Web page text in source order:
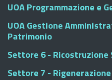
UOA Programmazione e
UOA Gestione
Patrimonio
Settore 6 - Ricostruzione
Settore 7 -